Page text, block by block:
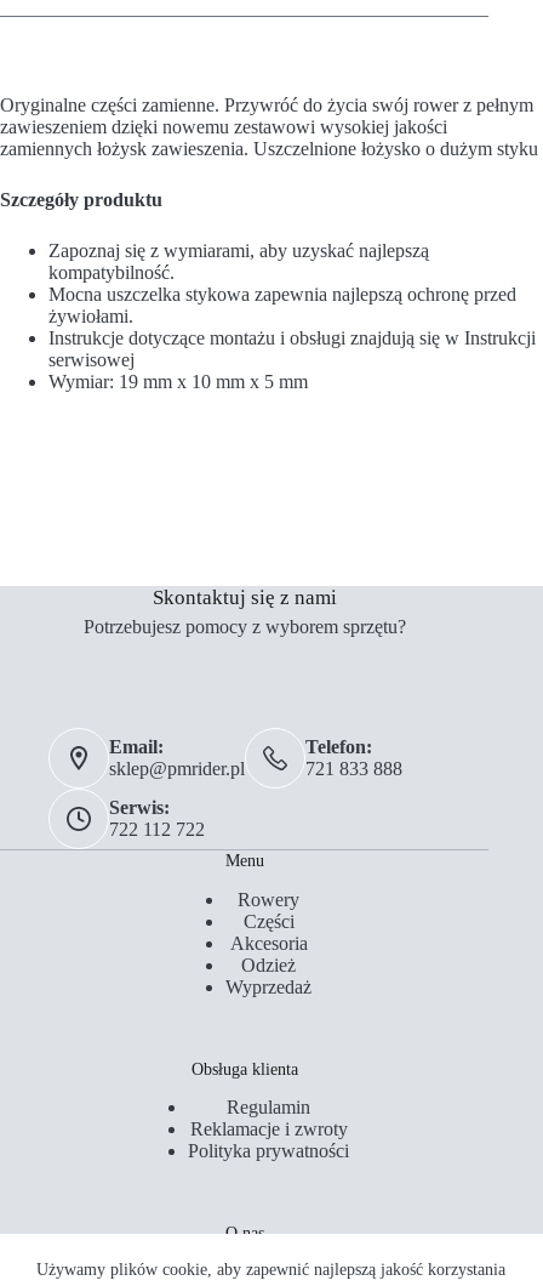
Używamy plików cookie, aby zapewnić najlepszą jakość korzystania
Oryginalne części zamienne. Przywróć do życia swój rower z pełnym
zawieszeniem dzięki nowemu zestawowi wysokiej jakości
zamiennych łożysk zawieszenia. Uszczelnione łożysko o dużym styku
Szczegóły produktu
Zapoznaj się z wymiarami, aby uzyskać najlepszą
kompatybilność.
Mocna uszczelka stykowa zapewnia najlepszą ochronę przed
żywiołami.
Instrukcje dotyczące montażu i obsługi znajdują się w Instrukcji
serwisowej
Wymiar: 19 mm x 10 mm x 5 mm
Skontaktuj się z nami
Potrzebujesz pomocy z wyborem sprzętu?
Email:
sklep@pmrider.pl
Telefon:
721 833 888
Serwis:
722 112 722
Menu
Rowery
Części
Akcesoria
Odzież
Wyprzedaż
Obsługa klienta
Regulamin
Reklamacje i zwroty
Polityka prywatności
O nas
Kontakt